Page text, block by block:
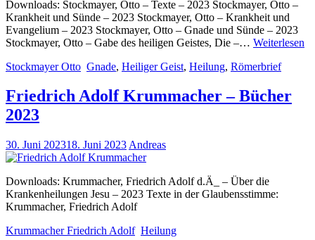
Downloads: Stockmayer, Otto – Texte – 2023 Stockmayer, Otto –
Krankheit und Sünde – 2023 Stockmayer, Otto – Krankheit und
Evangelium – 2023 Stockmayer, Otto – Gnade und Sünde – 2023
Stockmayer, Otto – Gabe des heiligen Geistes, Die –… Weiterlesen
Stockmayer Otto Gnade, Heiliger Geist, Heilung, Römerbrief
Friedrich Adolf Krummacher – Bücher
2023
30. Juni 202318. Juni 2023 Andreas
Downloads: Krummacher, Friedrich Adolf d.Ä_ – Über die
Krankenheilungen Jesu – 2023 Texte in der Glaubensstimme:
Krummacher, Friedrich Adolf
Krummacher Friedrich Adolf Heilung